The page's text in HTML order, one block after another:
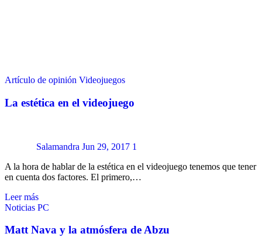
Artículo de opinión Videojuegos
La estética en el videojuego
Salamandra Jun 29, 2017 1
A la hora de hablar de la estética en el videojuego tenemos que tener
en cuenta dos factores. El primero,…
Leer más
Noticias PC
Matt Nava y la atmósfera de Abzu